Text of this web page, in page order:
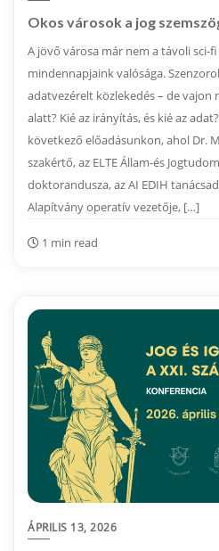
Okos városok a jog
A jövő városa már nem a távoli sci-
mindennapjaink valósága.
adatvezérelt közlekedés – de
alatt? Kié az irányítás, és kié az
következő előadásunkon, ahol Dr.
szakértő, az ELTE Állam-és
doktorandusza, az AI EDIH
Alapítvány operatív vezetője, […]
1 min read
ÁPRILIS 13, 2026